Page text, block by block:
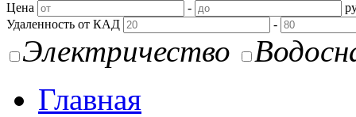
Цена -
Удаленность от КАД
-
Электричество
Главная